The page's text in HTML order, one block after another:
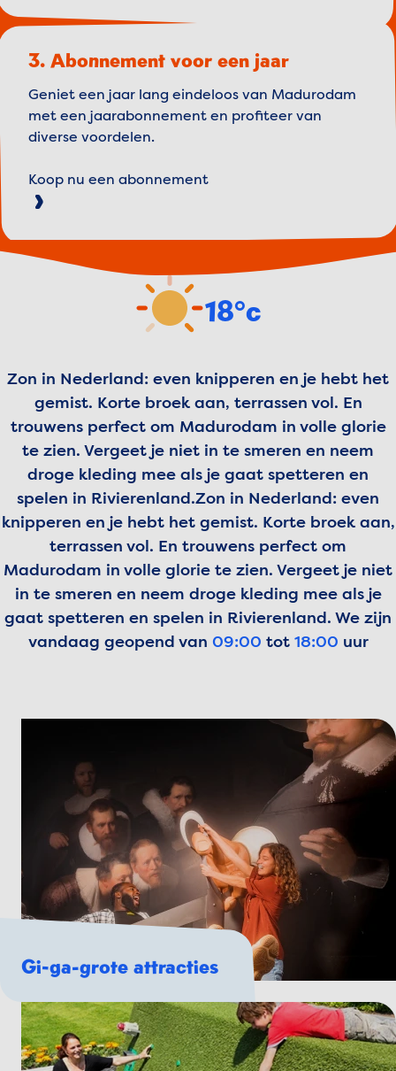
3. Abonnement voor een jaar
Geniet een jaar lang eindeloos van Madurodam
met een jaarabonnement en profiteer van
diverse voordelen.
Koop nu een abonnement
Weather forecast
18°c
Zon in Nederland: even knipperen en je hebt het
gemist. Korte broek aan, terrassen vol. En
trouwens perfect om Madurodam in volle glorie
te zien. Vergeet je niet in te smeren en neem
droge kleding mee als je gaat spetteren en
spelen in Rivierenland.Zon in Nederland: even
knipperen en je hebt het gemist. Korte broek aan,
terrassen vol. En trouwens perfect om
Madurodam in volle glorie te zien. Vergeet je niet
in te smeren en neem droge kleding mee als je
gaat spetteren en spelen in Rivierenland. We zijn
vandaag geopend van 09:00 tot 18:00 uur
Gi-ga-grote attracties